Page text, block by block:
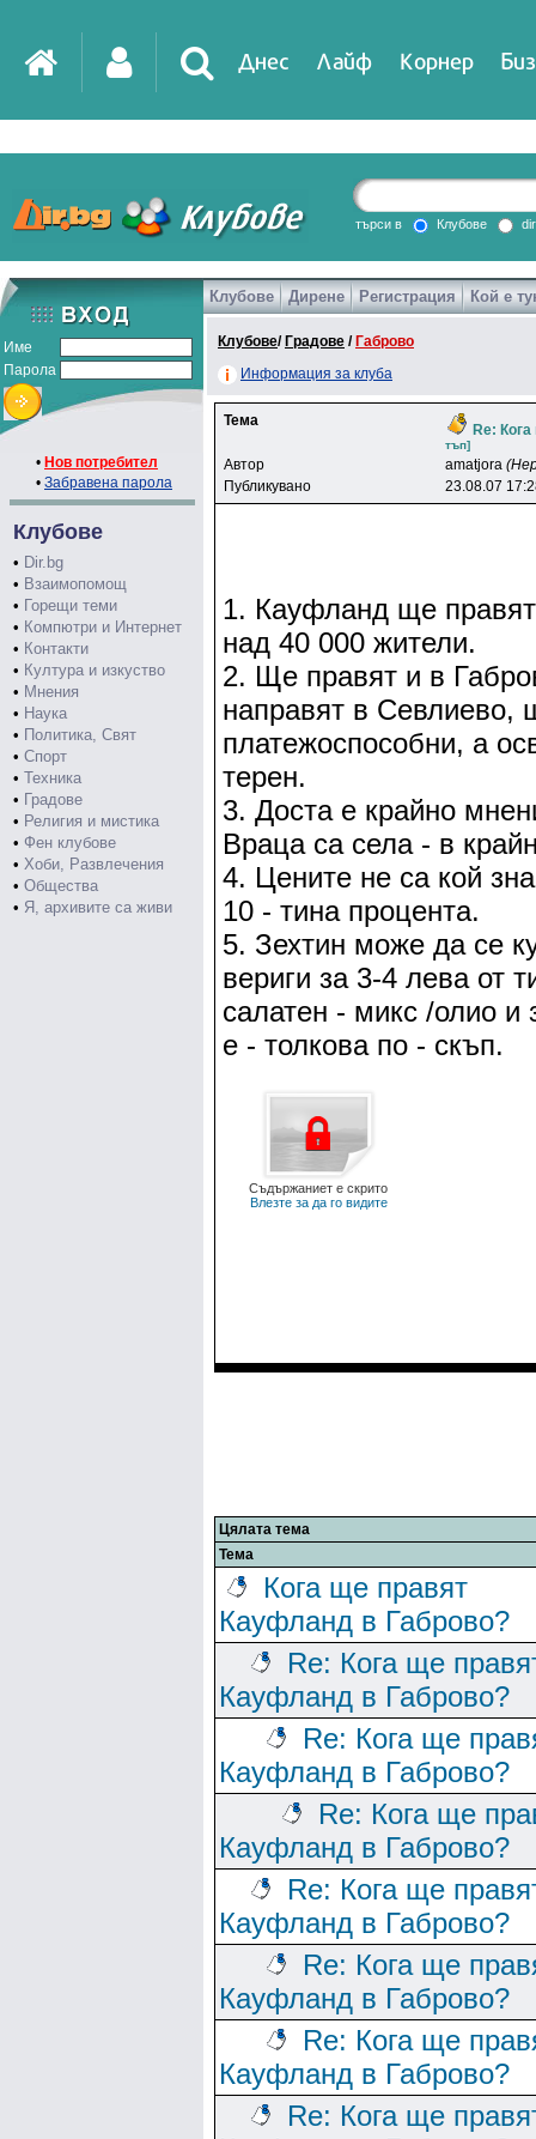
Днес Лайф Корнер
DirTV Impressio
Games
търси в Клубове
Име
Парола
• Нов потребител
• Забравена парола
Клубове
• Dir.bg
• Взаимопомощ
• Горещи теми
• Компютри и Интернет
• Контакти
• Култура и изкуство
• Мнения
• Наука
• Политика, Свят
• Спорт
• Техника
• Градове
• Религия и мистика
• Фен клубове
• Хоби, Развлечения
• Общества
• Я, архивите са живи
Клубове Дирене Регистрация Кой е
Клубове/ Градове / Габрово
Информация за клуба
Тема
Re:
тъп]
Автор amatjora
Публикувано
23.08.07
1. Кауфланд ще
над 40 000 жители.
2. Ще правят и в
направят в Севлиево,
платежоспособни, а
терен.
3. Доста е крайно
Враца са села - в
4. Цените не са кой
10 - тина процента.
5. Зехтин може да се
вериги за 3-4 лева от
салатен - микс /олио и
е - толкова по - скъп.
Съдържаниет е скрито
Влезте за да го видите
Цялата тема
Тема
Кога ще правят
Кауфланд в Габрово?
Re: Кога ще
Кауфланд в Габрово?
Re: Кога ще
Кауфланд в Габрово?
Re: Кога ще
Кауфланд в Габрово?
Re: Кога ще
Кауфланд в Габрово?
Re: Кога ще
Кауфланд в Габрово?
Re: Кога ще
Кауфланд в Габрово?
Re: Кога ще